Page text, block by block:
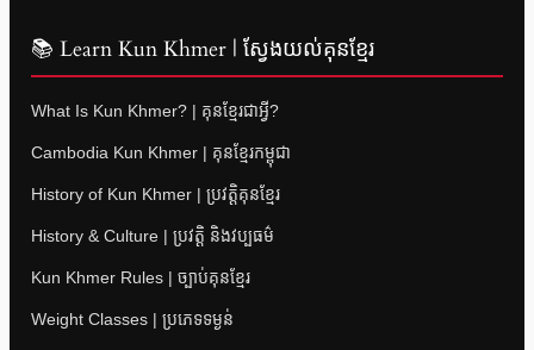
📚 Learn Kun Khmer | ស្វែងយល់គុនខ្មែរ
What Is Kun Khmer? | គុនខ្មែរជាអ្វី?
Cambodia Kun Khmer | គុនខ្មែរកម្ពុជា
History of Kun Khmer | ប្រវត្តិគុនខ្មែរ
History & Culture | ប្រវត្តិ និងវប្បធម៌
Kun Khmer Rules | ច្បាប់គុនខ្មែរ
Weight Classes | ប្រភេទទម្ងន់